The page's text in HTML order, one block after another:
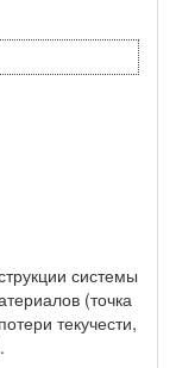
системы
(точка
текучести,